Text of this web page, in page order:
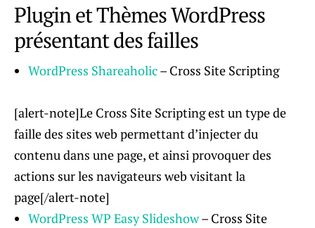
Plugin et Thèmes WordPress
présentant des failles
WordPress Shareaholic– Cross Site Scripting
[alert-note]Le Cross Site Scripting est un type de
faille des sites web permettant d’injecter du
contenu dans une page, et ainsi provoquer des
actions sur les navigateurs web visitant la
page[/alert-note]
WordPress WP Easy Slideshow– Cross Site